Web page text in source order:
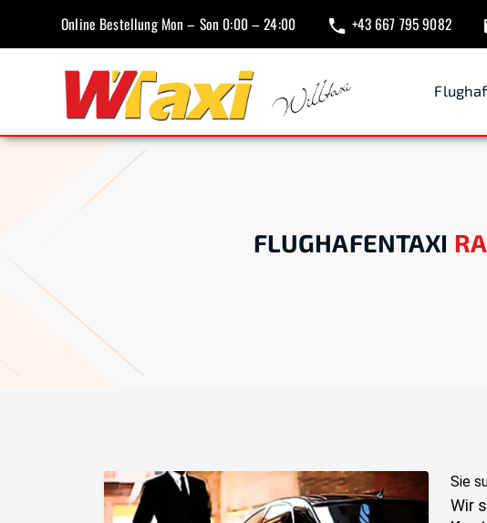
Online Bestellung Mon – Son 0:00 – 24:00 +43 667 795 9082
FLUGHAFENTAXI
Sie
Wir